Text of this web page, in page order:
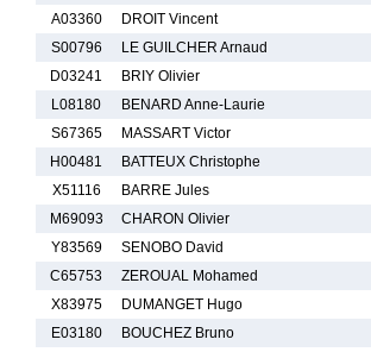
A03360
DROIT Vincent
S00796
LE GUILCHER Arnaud
D03241
BRIY Olivier
L08180
BENARD Anne-Laurie
S67365
MASSART Victor
H00481
BATTEUX Christophe
X51116
BARRE Jules
M69093
CHARON Olivier
Y83569
SENOBO David
C65753
ZEROUAL Mohamed
X83975
DUMANGET Hugo
E03180
BOUCHEZ Bruno